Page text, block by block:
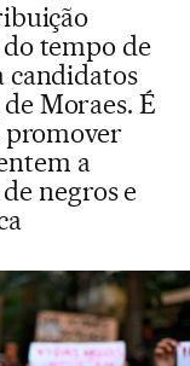
tempo de
candidatos
Moraes. É
promover
a
negros e